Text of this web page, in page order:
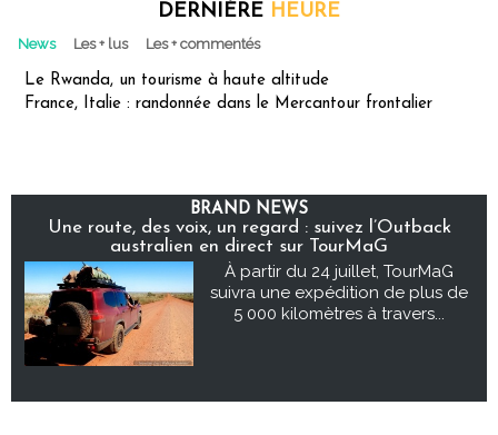
DERNIÈRE HEURE
News Les + lus Les + commentés
Le Rwanda, un tourisme à haute altitude
France, Italie : randonnée dans le Mercantour frontalier
BRAND NEWS
Une route, des voix, un regard : suivez l’Outback
australien en direct sur TourMaG
À partir du 24 juillet, TourMaG
suivra une expédition de plus de
5 000 kilomètres à travers...